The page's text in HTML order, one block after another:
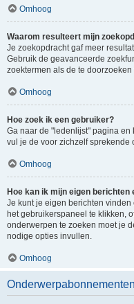
Omhoog
Waarom resulteert mijn
Je zoekopdracht gaf meer
Gebruik de geavanceerde
zoektermen als de te doorzoeken
Omhoog
Hoe zoek ik een gebruiker?
Ga naar de "ledenlijst" pagina
vul je de voor zichzelf sprekende
Omhoog
Hoe kan ik mijn eigen berichten
Je kunt je eigen berichten
het gebruikerspaneel te klikken,
onderwerpen te zoeken moet je
nodige opties invullen.
Omhoog